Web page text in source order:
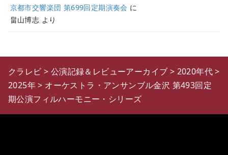
京都市交響楽団 第699回定期演奏会 に
畠山博志 より
クラレビ > 公演記録＆レビューアーカイブ > 2020年代>
2025年> オーケストラ・アンサンブル金沢 第493回定
期公演フィルハーモニー・シリーズ